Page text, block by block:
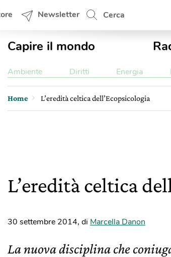
Newsletter Cerca
Capire il mondo
Ambiente Diritti Energia
Home L’eredità celtica dell’Ecopsicologia
L’eredità celtica
30 settembre 2014, di Marcella Danon
La nuova disciplina che